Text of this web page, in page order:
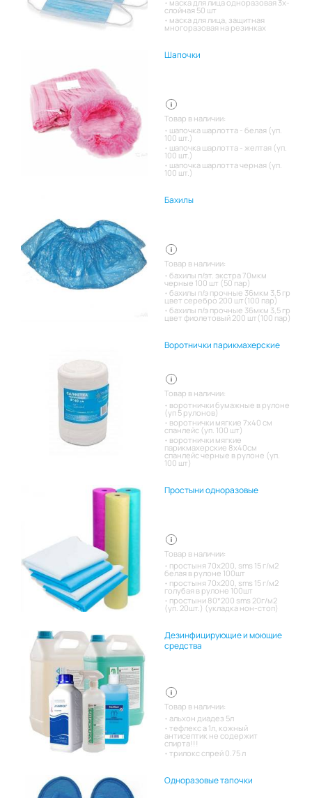
маска для лица одноразовая 3х-
слойная 50 шт
маска для лица, защитная
многоразовая на резинках
Шапочки
Товар в наличии:
шапочка шарлотта - белая (уп.
100 шт.)
шапочка шарлотта - желтая (уп.
100 шт.)
шапочка шарлотта черная (уп.
100 шт.)
Бахилы
Товар в наличии:
бахилы п/эт. экстра 70мкм
черные 100 шт (50 пар)
бахилы п/э прочные 36мкм 3,5 гр
цвет серебро 200 шт(100 пар)
бахилы п/э прочные 36мкм 3,5 гр
цвет фиолетовый 200 шт(100 пар)
Воротнички парикмахерские
Товар в наличии:
воротнички бумажные в рулоне
(уп 5 рулонов)
воротнички мягкие 7х40 см
спанлейс (уп. 100 шт)
воротнички мягкие
парикмахерские 8х40см
спанлейс черные в рулоне (уп.
100 шт)
Простыни одноразовые
Товар в наличии:
простыня 70х200, sms 15 г/м2
белая в рулоне 100шт
простыня 70х200, sms 15 г/м2
голубая в рулоне 100шт
простыни 80*200 sms 20г/м2
(уп. 20шт.) (укладка нон-стоп)
Дезинфицирующие и моющие
средства
Товар в наличии:
альхон диадез 5л
тефлекс а 1л, кожный
антисептик не содержит
спирта!!!
трилокс спрей 0.75 л
Одноразовые тапочки